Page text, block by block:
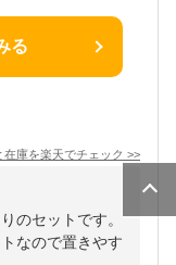
る
在庫を楽天でチェック >>
のセットです。
なので置きやす